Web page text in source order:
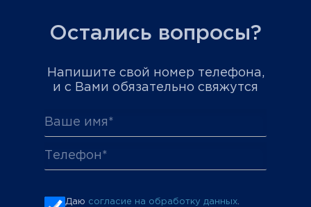
Остались вопросы?
Напишите свой номер телефона,
и с Вами обязательно свяжутся
Даю согласие на обработку данных.